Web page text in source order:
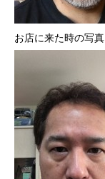
お店に来た時の写真